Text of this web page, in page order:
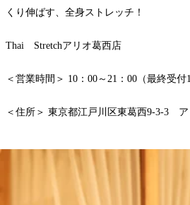
くり伸ばす、全身ストレッチ！
Thai Stretchアリオ葛西店
＜営業時間＞ 10：00～21：00（最終受付
＜住所＞ 東京都江戸川区東葛西9-3-3 ア
WEB予約する
03-6808-5366